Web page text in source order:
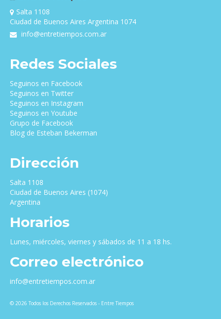
Salta 1108
Ciudad de Buenos Aires Argentina 1074
info@entretiempos.com.ar
Redes Sociales
Seguinos en Facebook
Seguinos en Twitter
Seguinos en Instagram
Seguinos en Youtube
Grupo de Facebook
Blog de Esteban Bekerman
Dirección
Salta 1108
Ciudad de Buenos Aires (1074)
Argentina
Horarios
Lunes, miércoles, viernes y sábados de 11 a 18 hs.
Correo electrónico
info@entretiempos.com.ar
© 2026 Todos los Derechos Reservados - Entre Tiempos